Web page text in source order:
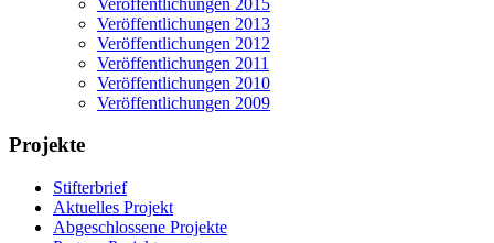
Veröffentlichungen 2013
Veröffentlichungen 2012
Veröffentlichungen 2011
Veröffentlichungen 2010
Veröffentlichungen 2009
Projekte
Stifterbrief
Aktuelles Projekt
Abgeschlossene Projekte